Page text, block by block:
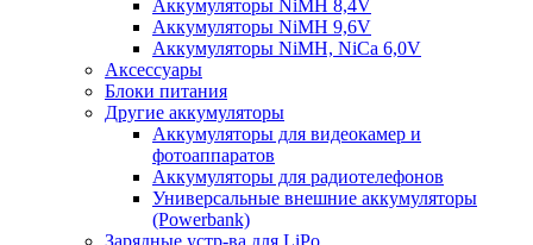
Аккумуляторы NiMH 8,4V
Аккумуляторы NiMH 9,6V
Аккумуляторы NiMH, NiCa 6,0V
Аксессуары
Блоки питания
Другие аккумуляторы
Аккумуляторы для видеокамер и
фотоаппаратов
Аккумуляторы для радиотелефонов
Универсальные внешние аккумуляторы
(Powerbank)
Зарядные устр-ва для LiPo